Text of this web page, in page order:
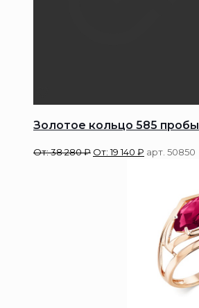
Золотое кольцо 585 пробы
От:38 280₽ От:19 140 ₽ арт. 50850